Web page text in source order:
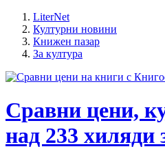
LiterNet
Културни новини
Книжен пазар
За култура
Сравни цени,
над 233 хиляди